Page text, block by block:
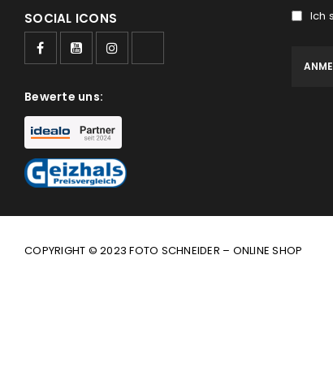
SOCIAL ICONS
Bewerte uns:
Ich
COPYRIGHT © 2023 FOTO SCHNEIDER – ONLINE SHOP